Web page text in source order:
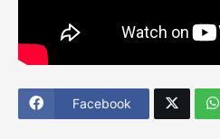
Facebook